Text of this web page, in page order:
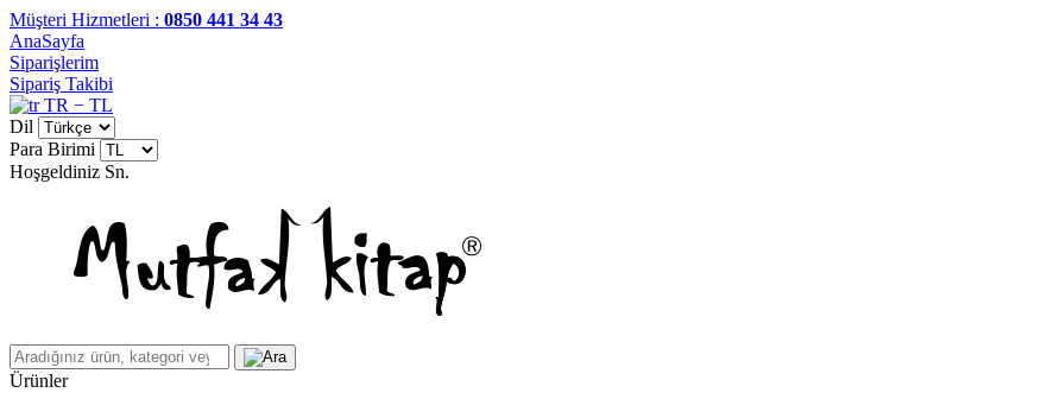
Müşteri Hizmetleri : 0850 441 34 43
AnaSayfa
Siparişlerim
Sipariş Takibi
TR − TL
Dil
Para Birimi
Hoşgeldiniz Sn.
Ürünler